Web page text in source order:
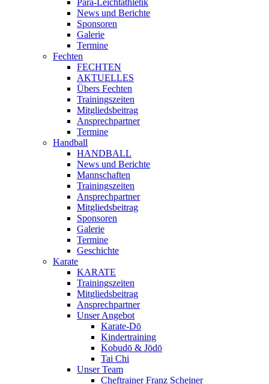
Para-Leichtathletik
News und Berichte
Sponsoren
Galerie
Termine
Fechten
FECHTEN
AKTUELLES
Übers Fechten
Trainingszeiten
Mitgliedsbeitrag
Ansprechpartner
Termine
Handball
HANDBALL
News und Berichte
Mannschaften
Trainingszeiten
Ansprechpartner
Mitgliedsbeitrag
Sponsoren
Galerie
Termine
Geschichte
Karate
KARATE
Trainingszeiten
Mitgliedsbeitrag
Ansprechpartner
Unser Angebot
Karate-Dō
Kindertraining
Kobudō & Jōdō
Tai Chi
Unser Team
Cheftrainer Franz Scheiner